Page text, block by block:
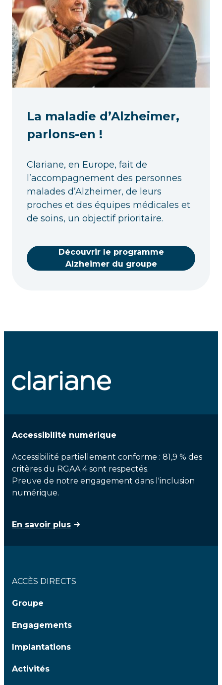
La maladie d’Alzheimer,
parlons-en !
Clariane, en Europe, fait de
l’accompagnement des personnes
malades d’Alzheimer, de leurs
proches et des équipes médicales et
de soins, un objectif prioritaire.
Découvrir le programme
Alzheimer du groupe
Accessibilité numérique
Accessibilité partiellement conforme : 81,9 % des
critères du RGAA 4 sont respectés.
Preuve de notre engagement dans l'inclusion
numérique.
En savoir plus
ACCÈS DIRECTS
Groupe
Engagements
Implantations
Activités